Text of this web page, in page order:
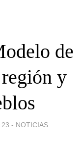
de
y
- NOTICIAS